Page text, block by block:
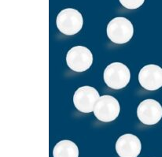
(in Abhängigkeit
geforderter
immer nach
gefertigt